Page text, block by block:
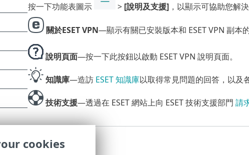
按一下功能表圖示 > [說明及支援]，以顯示可協助您解
關於ESET VPN—顯示有關已安裝版本和 ESET VPN 副本
說明頁面—按一下此按鈕以啟動 ESET VPN 說明頁面。
知識庫—造訪 ESET 知識庫以取得常見問題的回答，以及
技術支援—透過在 ESET 網站上向 ESET 技術支援部門 請
cookies